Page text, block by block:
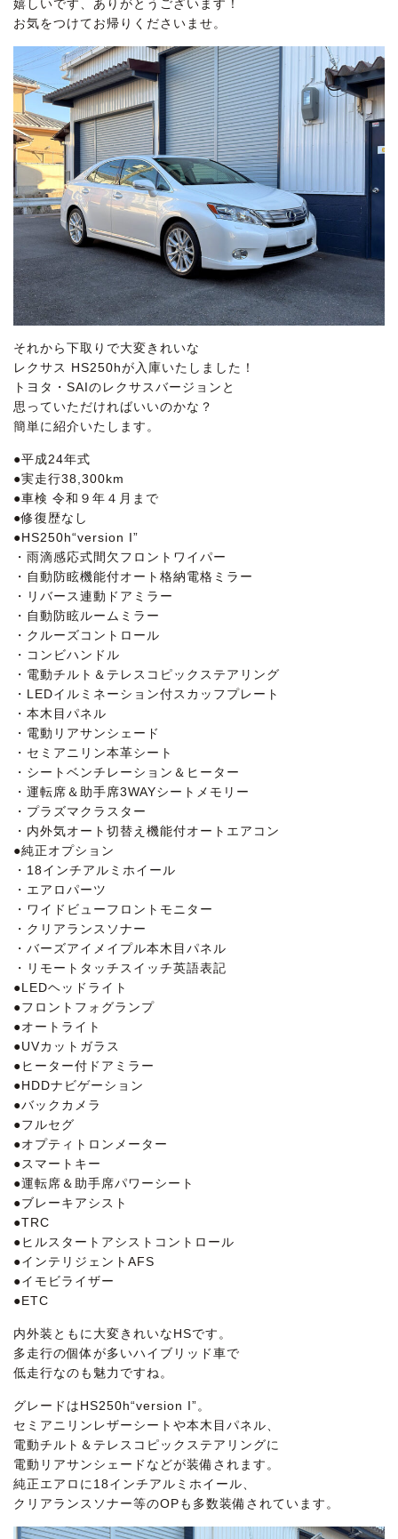
嬉しいです、ありがとうございます！
お気をつけてお帰りくださいませ。
それから下取りで大変きれいな
レクサス HS250hが入庫いたしました！
トヨタ・SAIのレクサスバージョンと
思っていただければいいのかな？
簡単に紹介いたします。
●平成24年式
●実走行38,300km
●車検 令和９年４月まで
●修復歴なし
●HS250h“version I”
・雨滴感応式間欠フロントワイパー
・自動防眩機能付オート格納電格ミラー
・リバース連動ドアミラー
・自動防眩ルームミラー
・クルーズコントロール
・コンビハンドル
・電動チルト＆テレスコピックステアリング
・LEDイルミネーション付スカッフプレート
・本木目パネル
・電動リアサンシェード
・セミアニリン本革シート
・シートベンチレーション＆ヒーター
・運転席＆助手席3WAYシートメモリー
・プラズマクラスター
・内外気オート切替え機能付オートエアコン
●純正オプション
・18インチアルミホイール
・エアロパーツ
・ワイドビューフロントモニター
・クリアランスソナー
・バーズアイメイプル本木目パネル
・リモートタッチスイッチ英語表記
●LEDヘッドライト
●フロントフォグランプ
●オートライト
●UVカットガラス
●ヒーター付ドアミラー
●HDDナビゲーション
●バックカメラ
●フルセグ
●オプティトロンメーター
●スマートキー
●運転席＆助手席パワーシート
●ブレーキアシスト
●TRC
●ヒルスタートアシストコントロール
●インテリジェントAFS
●イモビライザー
●ETC
内外装ともに大変きれいなHSです。
多走行の個体が多いハイブリッド車で
低走行なのも魅力ですね。
グレードはHS250h“version I”。
セミアニリンレザーシートや本木目パネル、
電動チルト＆テレスコピックステアリングに
電動リアサンシェードなどが装備されます。
純正エアロに18インチアルミホイール、
クリアランスソナー等のOPも多数装備されています。